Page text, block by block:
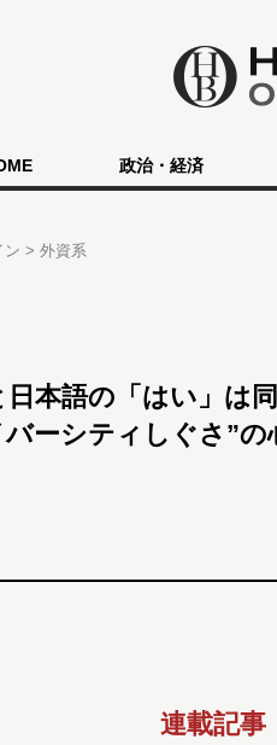
政治・経済
ン 外資系
本語の「はい」は
ーシティしぐさ”の
連載記事